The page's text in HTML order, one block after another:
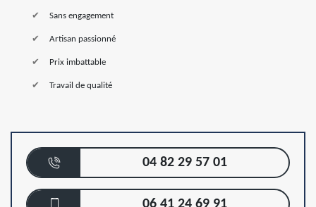
Sans engagement
Artisan passionné
Prix imbattable
Travail de qualité
04 82 29 57 01
06 41 24 69 91